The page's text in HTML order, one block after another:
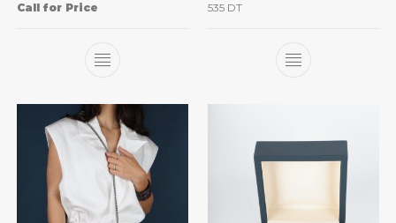
Call for Price
535 DT